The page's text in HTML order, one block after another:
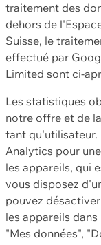
traitement des
dehors de
Suisse, le
effectué par
Limited sont ci-
Les statistiques
notre offre et de
tant qu'utilisateur.
Analytics pour
les appareils, qui
vous disposez
pouvez
les appareils
"Mes données",